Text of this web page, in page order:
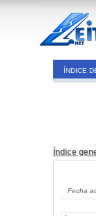
ÍNDICE
Índice
Fecha